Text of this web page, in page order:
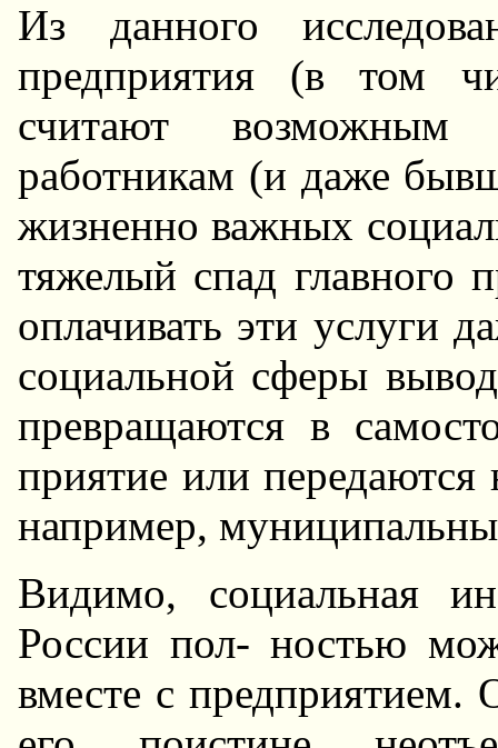
Из данного
предприятия (в том
считают возможным
работникам (и даже
жизненно важных
тяжелый спад главного
оплачивать эти услуги
социальной сферы
превращаются в
приятие или передаются
например,
Видимо, социальная
России пол- ностью
вместе с предприятием.